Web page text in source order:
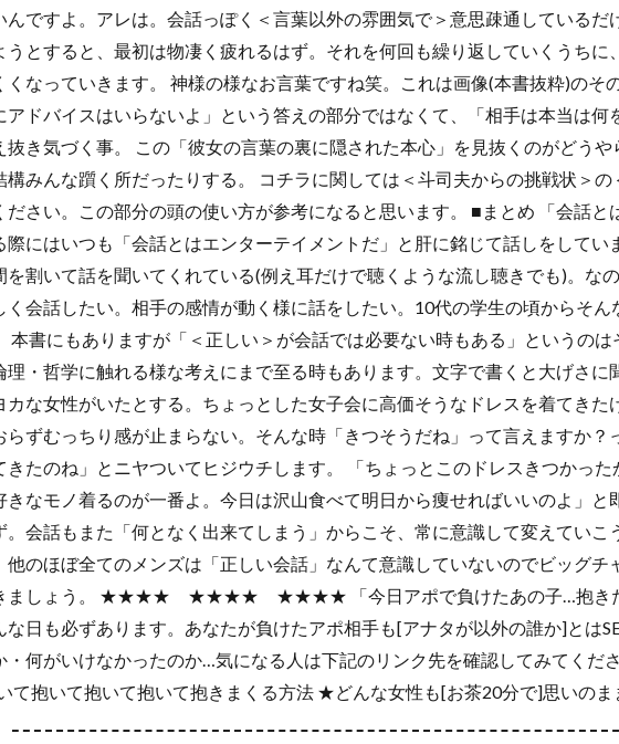
んですよ。アレは。会話っぽく＜言葉以外の雰囲気で＞意思疎通しているだ
うとすると、最初は物凄く疲れるはず。それを何回も繰り返していくうちに
くなっていきます。 神様の様なお言葉ですね笑。これは画像(本書抜粋)のそ
アドバイスはいらないよ」という答えの部分ではなくて、「相手は本当は何
抜き気づく事。 この「彼女の言葉の裏に隠された本心」を見抜くのがどうや
構みんな躓く所だったりする。 コチラに関しては＜斗司夫からの挑戦状＞
ださい。この部分の頭の使い方が参考になると思います。 ■まとめ 「会話と
際にはいつも「会話とはエンターテイメントだ」と肝に銘じて話しをしてい
を割いて話を聞いてくれている(例え耳だけで聴くような流し聴きでも)。な
く会話したい。相手の感情が動く様に話をしたい。10代の学生の頃からそん
本書にもありますが「＜正しい＞が会話では必要ない時もある」というの
理・哲学に触れる様な考えにまで至る時もあります。文字で書くと大げさに
カな女性がいたとする。ちょっとした女子会に高価そうなドレスを着てきた
らずむっちり感が止まらない。そんな時「きつそうだね」って言えますか？
きたのね」とニヤついてヒジウチします。 「ちょっとこのドレスきつかった
きなモノ着るのが一番よ。今日は沢山食べて明日から痩せればいいのよ」と
。会話もまた「何となく出来てしまう」からこそ、常に意識して変えていこ
他のほぼ全てのメンズは「正しい会話」なんて意識していないのでビッグチ
きましょう。 ★★★★ ★★★★ ★★★★ 「今日アポで負けたあの子…抱きた
な日も必ずあります。あなたが負けたアポ相手も[アナタが以外の誰か]とは
・何がいけなかったのか…気になる人は下記のリンク先を確認してみてくだ
て抱いて抱いて抱いて抱きまくる方法 ★どんな女性も[お茶20分で]思いの